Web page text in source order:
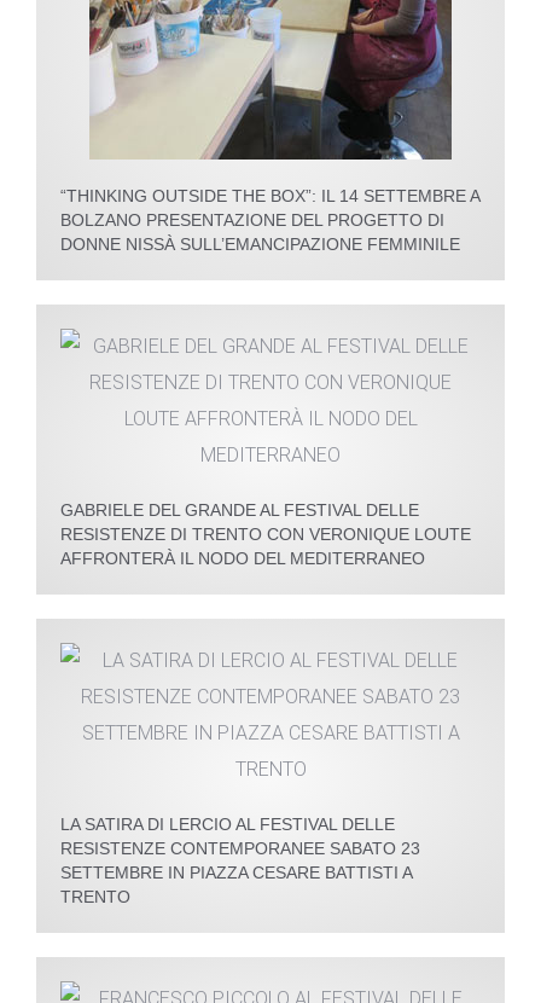
“THINKING OUTSIDE THE BOX”: IL 14 SETTEMBRE A
BOLZANO PRESENTAZIONE DEL PROGETTO DI
DONNE NISSÀ SULL’EMANCIPAZIONE FEMMINILE
GABRIELE DEL GRANDE AL FESTIVAL DELLE
RESISTENZE DI TRENTO CON VERONIQUE LOUTE
AFFRONTERÀ IL NODO DEL MEDITERRANEO
LA SATIRA DI LERCIO AL FESTIVAL DELLE
RESISTENZE CONTEMPORANEE SABATO 23
SETTEMBRE IN PIAZZA CESARE BATTISTI A
TRENTO